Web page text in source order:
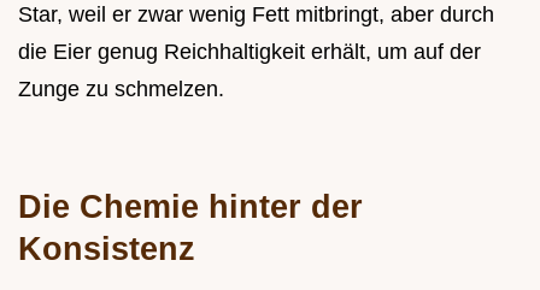
Star, weil er zwar wenig Fett mitbringt, aber durch
die Eier genug Reichhaltigkeit erhält, um auf der
Zunge zu schmelzen.
Die Chemie hinter der
Konsistenz